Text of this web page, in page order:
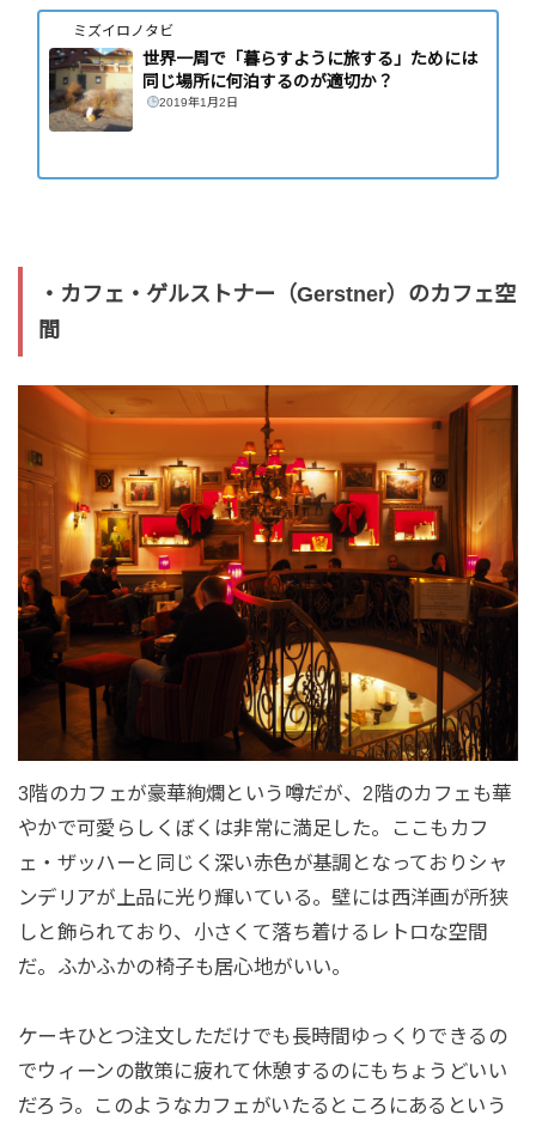
ミズイロノタビ
世界一周で「暮らすように旅する」ためには
同じ場所に何泊するのが適切か？
2019年1月2日
・カフェ・ゲルストナー（Gerstner）のカフェ空
間
3階のカフェが豪華絢爛という噂だが、2階のカフェも華
やかで可愛らしくぼくは非常に満足した。ここもカフ
ェ・ザッハーと同じく深い赤色が基調となっておりシャ
ンデリアが上品に光り輝いている。壁には西洋画が所狭
しと飾られており、小さくて落ち着けるレトロな空間
だ。ふかふかの椅子も居心地がいい。
ケーキひとつ注文しただけでも長時間ゆっくりできるの
でウィーンの散策に疲れて休憩するのにもちょうどいい
だろう。このようなカフェがいたるところにあるという